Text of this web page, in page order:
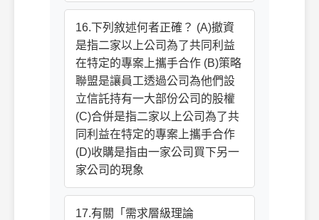
16.下列敘述何者正確？ (A)撤資
是指二家以上公司為了共同利益
在特定的專案上攜手合作 (B)策略
聯盟是讓員工透過公司為他們設
立信託持有一大部份公司的股權
(C)合併是指二家以上公司為了共
同利益在特定的專案上攜手合作
(D)收購是指由一家公司買下另一
家公司的現象
17.有關「需求層級理論